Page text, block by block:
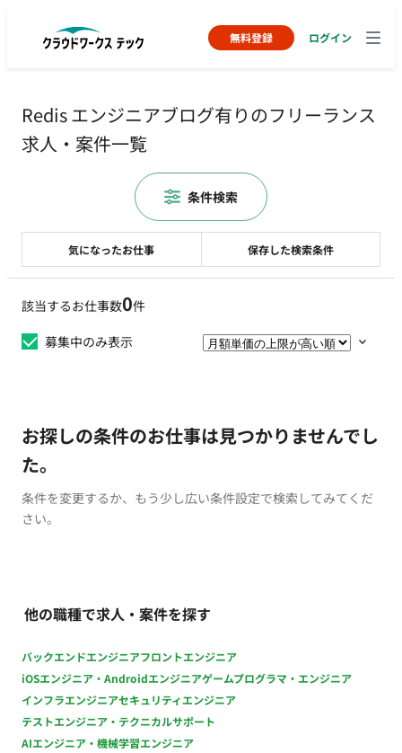
無料登録 ログイン
Redis エンジニアブログ有りのフリーランス
求人・案件一覧
該当するお仕事数0件
募集中のみ表示
お探しの条件のお仕事は見つかりませんでし
た。
条件を変更するか、もう少し広い条件設定で検索してみてくだ
さい。
他の職種で求人・案件を探す
バックエンドエンジニアフロントエンジニア
iOSエンジニア・Androidエンジニアゲームプログラマ・エンジニア
インフラエンジニアセキュリティエンジニア
テストエンジニア・テクニカルサポート
AIエンジニア・機械学習エンジニア
気になったお仕事 保存した検索条件
条件検索